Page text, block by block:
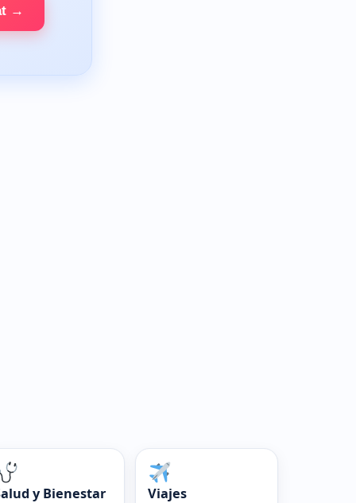
→
y Bienestar Viajes